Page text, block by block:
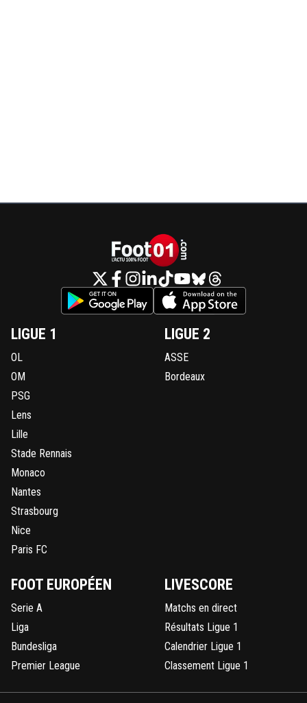
LIGUE 1
OL
OM
PSG
Lens
Lille
Stade Rennais
Monaco
Nantes
Strasbourg
Nice
Paris FC
LIGUE 2
ASSE
Bordeaux
FOOT EUROPÉEN
Serie A
Liga
Bundesliga
Premier League
LIVESCORE
Matchs en direct
Résultats Ligue 1
Calendrier Ligue 1
Classement Ligue 1